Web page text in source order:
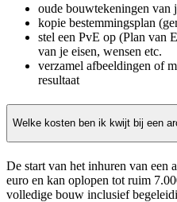
oude bouwtekeningen van
kopie bestemmingsplan
stel een PvE op (Plan van
van je eisen, wensen etc.
verzamel afbeeldingen of
resultaat
Welke kosten ben ik kwijt bij een
De start van het inhuren van een
euro en kan oplopen tot ruim
volledige bouw inclusief